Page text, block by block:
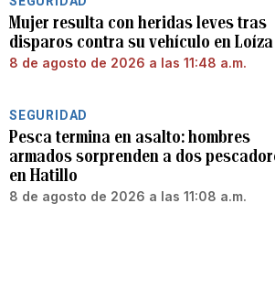
Mujer resulta con heridas leves tras
disparos contra su vehículo en Loíza
8 de agosto de 2026 a las 11:48 a.m.
SEGURIDAD
Pesca termina en asalto: hombres
armados sorprenden a dos
en Hatillo
8 de agosto de 2026 a las 11:08 a.m.